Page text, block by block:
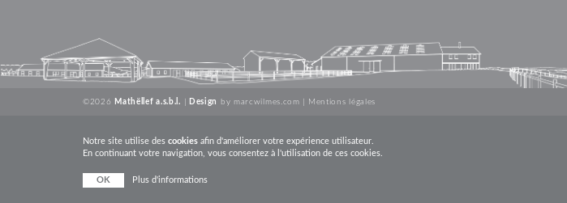
©2026 Mathëllef a.s.b.l. Design by marcwilmes.com Mentions légales
Notre site utilise des cookies afin d'améliorer votre expérience utilisateur.
En continuant votre navigation, vous consentez à l'utilisation de ces cookies.
OK Plus d'informations